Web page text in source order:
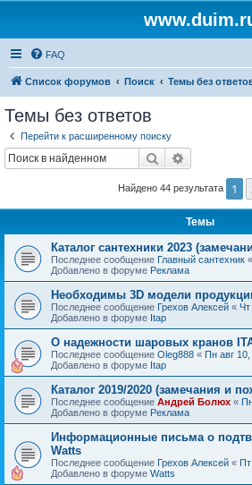
FAQ
Список форумов Поиск Темы без
Темы без ответов
Перейти к расширенному поиску
Поиск
Найдено 44 результата 1
Темы
Каталог сантехники 2023
Последнее сообщение Главный сантехник «
Добавлено в форуме Реклама
Необходимы 3D модели
Последнее сообщение Грехов Алексей « Чт
Добавлено в форуме Itap
О надежности шаровых кранов
Последнее сообщение Oleg888 « Пн авг
Добавлено в форуме Itap
Каталог 2019/2020 (замечания и
Последнее сообщение Андрей Болюх «
Добавлено в форуме Реклама
Информационные письма о
Watts
Последнее сообщение Грехов Алексей « Пт
Добавлено в форуме Watts